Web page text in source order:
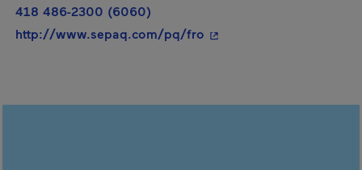
418 486-2300 (6060)
http://www.sepaq.com/pq/fro - Cet hyperlien s'ouvrira